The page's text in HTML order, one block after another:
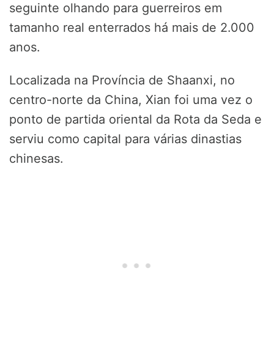
seguinte olhando para guerreiros em
tamanho real enterrados há mais de 2.000
anos.
Localizada na Província de Shaanxi, no
centro-norte da China, Xian foi uma vez o
ponto de partida oriental da Rota da Seda e
serviu como capital para várias dinastias
chinesas.